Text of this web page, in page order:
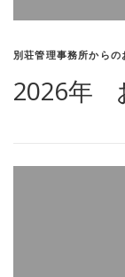
別荘管理事務所からの
2026年